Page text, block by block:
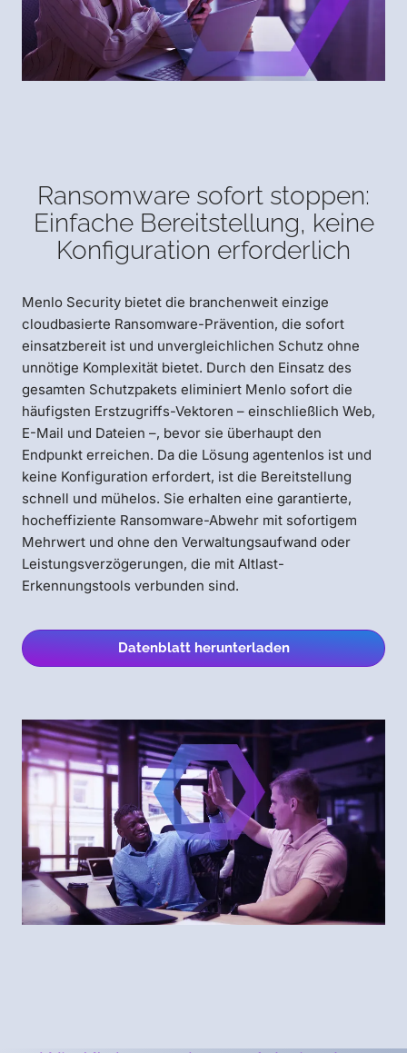
Ransomware sofort stoppen:
Einfache Bereitstellung, keine
Konfiguration erforderlich
Menlo Security bietet die branchenweit einzige
cloudbasierte Ransomware-Prävention, die sofort
einsatzbereit ist und unvergleichlichen Schutz ohne
unnötige Komplexität bietet. Durch den Einsatz des
gesamten Schutzpakets eliminiert Menlo sofort die
häufigsten Erstzugriffs-Vektoren – einschließlich Web,
E-Mail und Dateien –, bevor sie überhaupt den
Endpunkt erreichen. Da die Lösung agentenlos ist und
keine Konfiguration erfordert, ist die Bereitstellung
schnell und mühelos. Sie erhalten eine garantierte,
hocheffiziente Ransomware-Abwehr mit sofortigem
Mehrwert und ohne den Verwaltungsaufwand oder
Leistungsverzögerungen, die mit Altlast-
Erkennungstools verbunden sind.
Datenblatt herunterladen